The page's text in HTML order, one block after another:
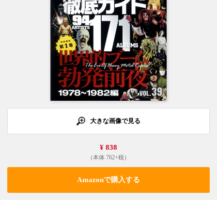
大きな画像で見る
¥ 838
（本体 762+税）
Amazonで購入する